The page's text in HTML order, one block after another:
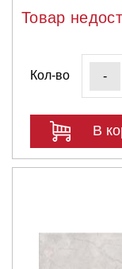
Товар
Кол-во -
В